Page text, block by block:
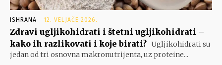
ISHRANA 12. VELJAČE 2026.
Zdravi ugljikohidrati i štetni ugljikohidrati –
kako ih razlikovati i koje birati? Ugljikohidrati su
jedan od tri osnovna makronutrijenta, uz proteine...